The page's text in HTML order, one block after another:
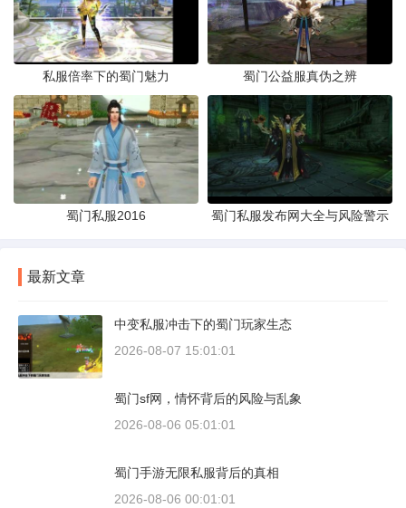
私服倍率下的蜀门魅力 蜀门公益服真伪之辨
蜀门私服2016 蜀门私服发布网大全与风险警示
最新文章
中变私服冲击下的蜀门玩家生态
2026-08-07 15:01:01
蜀门sf网，情怀背后的风险与乱象
2026-08-06 05:01:01
蜀门手游无限私服背后的真相
2026-08-06 00:01:01